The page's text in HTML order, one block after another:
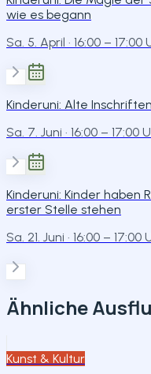
wie es begann
Sa. 5. April · 16:00 – 17:00
Kinderuni: Alte
Sa. 7. Juni · 16:00 – 17:00
Kinderuni: Kinder haben
erster Stelle stehen
Sa. 21. Juni · 16:00 – 17:00
Ähnliche
Kunst & Kultur